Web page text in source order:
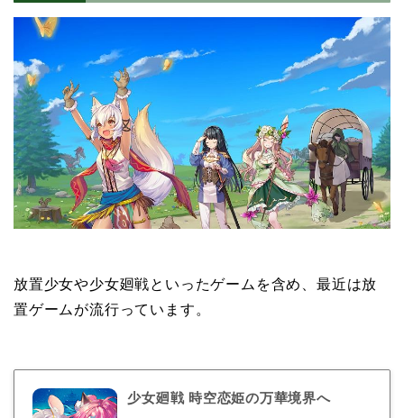
放置少女や少女廻戦といったゲームを含め、最近は放
置ゲームが流行っています。
少女廻戦 時空恋姫の万華境界へ